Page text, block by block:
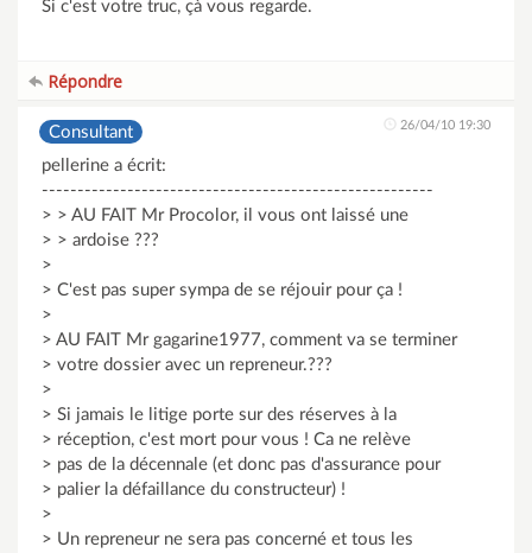
Si c'est votre truc, çà vous regarde.
Répondre
Consultant 26/04/10 19:30
pellerine a écrit:
-------------------------------------------------------
> > AU FAIT Mr Procolor, il vous ont laissé une
> > ardoise ???
>
> C'est pas super sympa de se réjouir pour ça !
>
> AU FAIT Mr gagarine1977, comment va se terminer
> votre dossier avec un repreneur.???
>
> Si jamais le litige porte sur des réserves à la
> réception, c'est mort pour vous ! Ca ne relève
> pas de la décennale (et donc pas d'assurance pour
> palier la défaillance du constructeur) !
>
> Un repreneur ne sera pas concerné et tous les